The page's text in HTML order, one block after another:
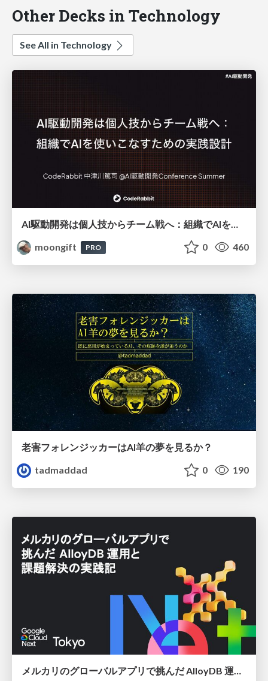
Other Decks in Technology
See All in Technology
moongift
PRO 0 460
老害フォレンジッカーはAI羊の夢を見るか？
tadmaddad
0 190